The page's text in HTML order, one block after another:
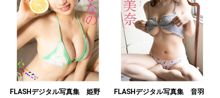
FLASHデジタル写真集 姫野
FLASHデジタル写真集 音羽